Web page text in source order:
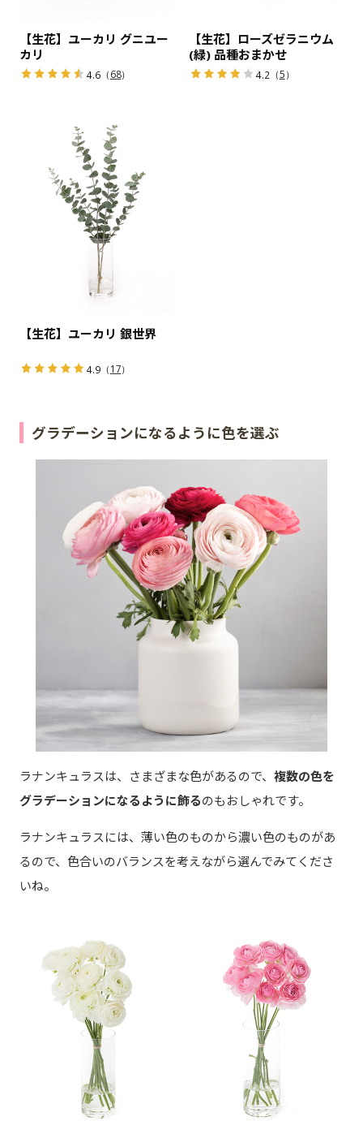
【生花】ユーカリ グニユー
カリ
4.6（68）
【生花】ローズゼラニウム
(緑) 品種おまかせ
4.2 （5）
【生花】ユーカリ 銀世界
4.9（17）
グラデーションになるように色を選ぶ
ラナンキュラスは、さまざまな色があるので、 複数の色を
グラデーションになるように飾るのもおしゃれです。
ラナンキュラスには、薄い色のものから濃い色のものがあ
るので、色合いのバランスを考えながら選んでみてくださ
いね。